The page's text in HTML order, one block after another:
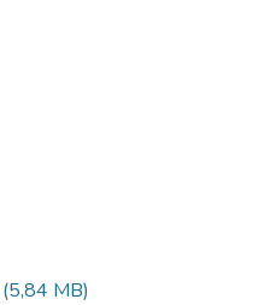
(5,84 MB)